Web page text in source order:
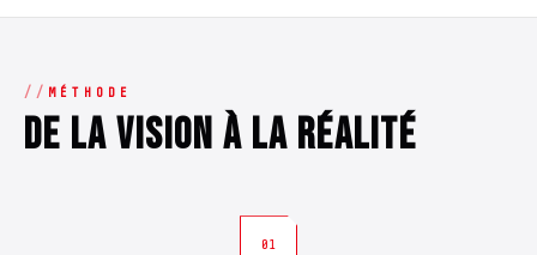
MÉTHODE
De la vision à la réalité
01